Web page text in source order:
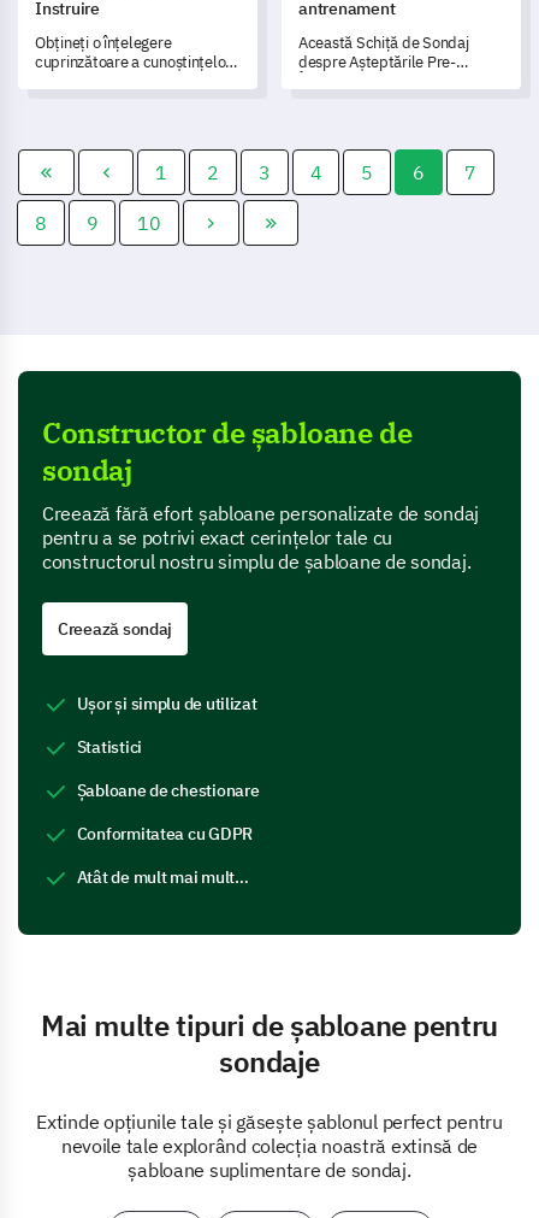
Instruire
Obțineți o înțelegere
cuprinzătoare a cunoștințelor
formare.
antrenament
Această Schiță de Sondaj
despre Așteptările Pre-
1 2 3 4 5 6 7
8 9 10
Constructor de șabloane de
sondaj
Creează fără efort șabloane personalizate de sondaj
pentru a se potrivi exact cerințelor tale cu
constructorul nostru simplu de șabloane de sondaj.
Creează sondaj
Ușor și simplu de utilizat
Statistici
Șabloane de chestionare
Conformitatea cu GDPR
Atât de mult mai mult…
Mai multe tipuri de șabloane pentru
sondaje
Extinde opțiunile tale și găsește șablonul perfect pentru
nevoile tale explorând colecția noastră extinsă de
șabloane suplimentare de sondaj.